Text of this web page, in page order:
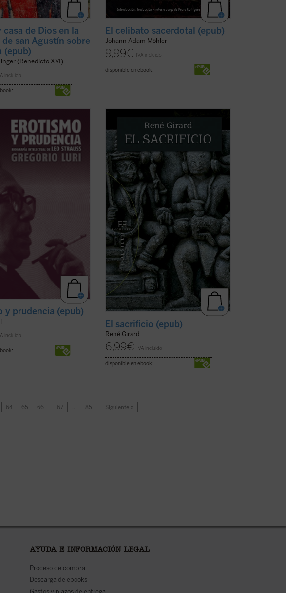
casa de Dios en la
san Agustín sobre
(epub)
(Benedicto XVI)
incluido
El celibato sacerdotal (epub)
Johann Adam Möhler
9,99€ IVA incluido
disponible en ebook:
Leo Strauss y qué decía
Hay quienes se jactan de
el «indiscutible
de su filosofía,
ven como el constructor
y prudencia (epub)
incluido
El sacrificio está en el origen de la
cultura humana. El griego queda a
oscuras, los vedas se acercan a su
desvelamiento, pero sólo el cristianismo
lo pone en evidencia y lo desamortiza. Y,
con esta acción desmitificadora, deja
también en ...
(ver ficha)
El sacrificio (epub)
René Girard
6,99€ IVA incluido
disponible en ebook:
64 65 66 67 … 85 Siguiente »
AYUDA E INFORMACIÓN LEGAL
Proceso de compra
Descarga de ebooks
Gastos y plazos de entrega